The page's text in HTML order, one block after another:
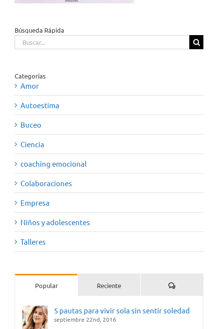
Búsqueda Rápida
Buscar:
Categorías
Amor
Autoestima
Buceo
Ciencia
coaching emocional
Colaboraciones
Empresa
Niños y adolescentes
Talleres
Popular Reciente Comentarios
5 pautas para vivir sola sin sentir soledad
septiembre 22nd, 2016